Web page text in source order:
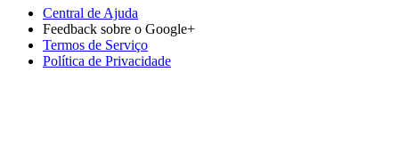
Central de Ajuda
Feedback sobre o Google+
Termos de Serviço
Política de Privacidade